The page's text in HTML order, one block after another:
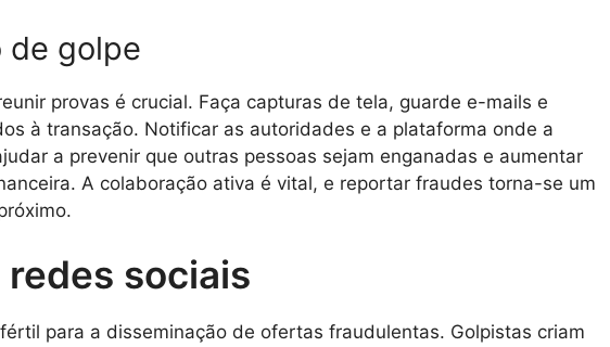
de golpe
provas é crucial. Faça capturas de tela, guarde e-mails e
à transação. Notificar as autoridades e a plataforma onde a
a prevenir que outras pessoas sejam enganadas e aumentar
A colaboração ativa é vital, e reportar fraudes torna-se um
sociais
para a disseminação de ofertas fraudulentas. Golpistas criam